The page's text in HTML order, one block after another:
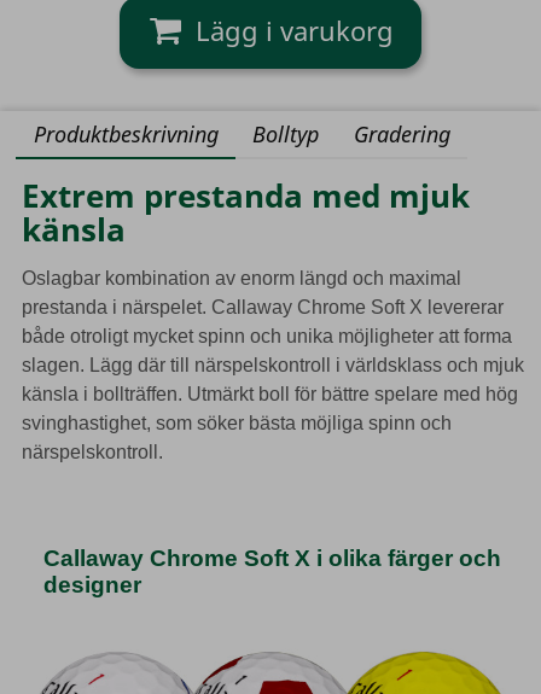
Produktbeskrivning Bolltyp Gradering
Extrem prestanda med mjuk
känsla
Oslagbar kombination av enorm längd och maximal
prestanda i närspelet. Callaway Chrome Soft X levererar
både otroligt mycket spinn och unika möjligheter att forma
slagen. Lägg där till närspelskontroll i världsklass och mjuk
känsla i bollträffen. Utmärkt boll för bättre spelare med hög
svinghastighet, som söker bästa möjliga spinn och
närspelskontroll.
Callaway Chrome Soft X i olika färger och
designer